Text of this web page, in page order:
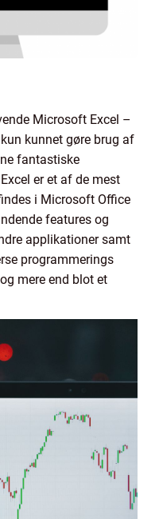
Microsoft Excel –
kunnet gøre brug af
fantastiske
er et af de mest
i Microsoft Office
features og
applikationer samt
programmerings
mere end blot et